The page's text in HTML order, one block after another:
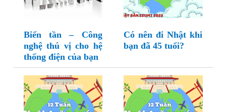
Biến tần – Công
nghệ thú vị cho hệ
thống điện của bạn
Có nên đi Nhật khi
bạn đã 45 tuổi?